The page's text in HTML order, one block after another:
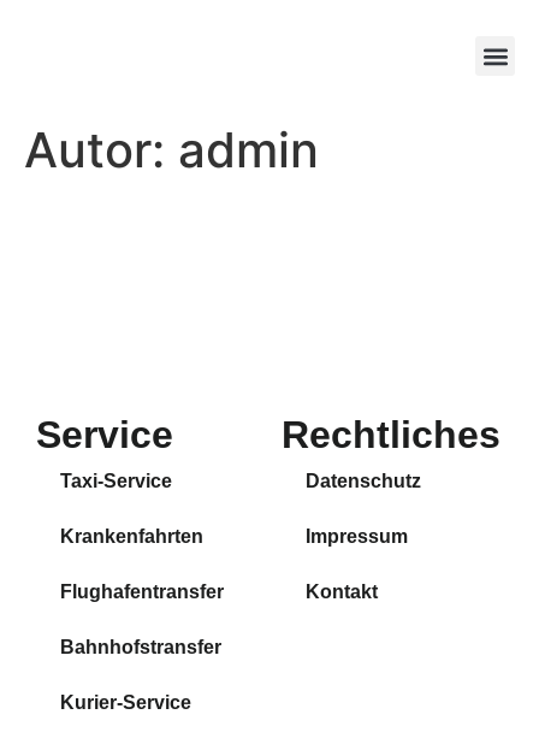
Autor: admin
Service
Taxi-Service
Krankenfahrten
Flughafentransfer
Bahnhofstransfer
Kurier-Service
Rechtliches
Datenschutz
Impressum
Kontakt